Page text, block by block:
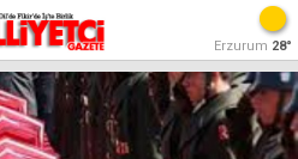
Erzurum 28°